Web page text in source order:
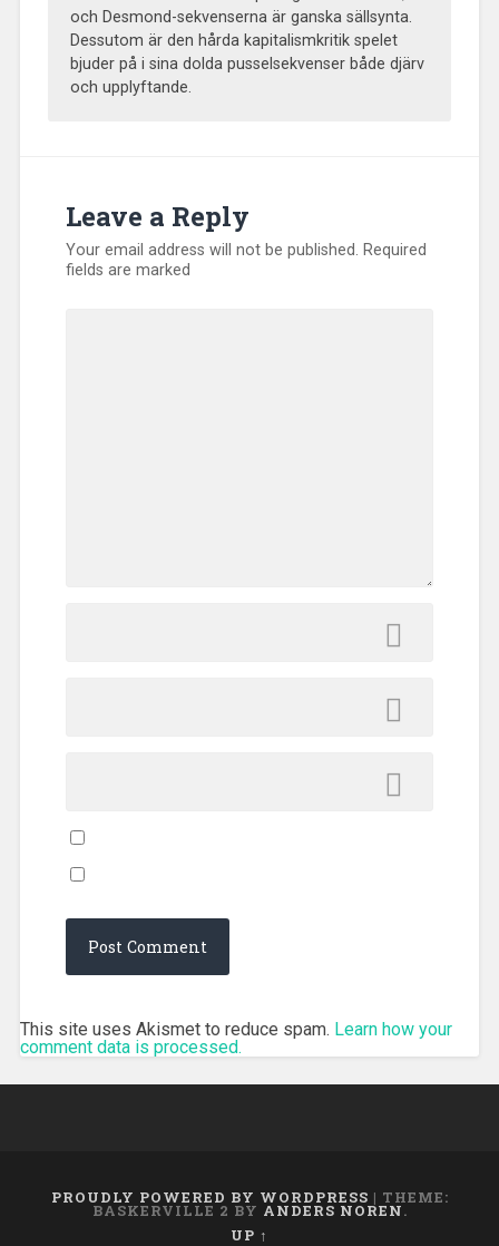
och Desmond-sekvenserna är ganska sällsynta.
Dessutom är den hårda kapitalismkritik spelet
bjuder på i sina dolda pusselsekvenser både djärv
och upplyftande.
Leave a Reply
Your email address will not be published. Required
fields are marked
This site uses Akismet to reduce spam. Learn how your
comment data is processed.
PROUDLY POWERED BY WORDPRESS | THEME:
BASKERVILLE 2 BY ANDERS NOREN.
UP ↑